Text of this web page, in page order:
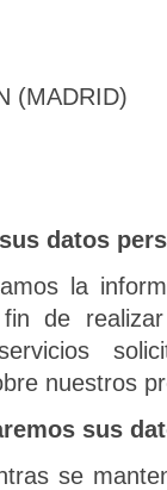
(MADRID)
datos
la
de
nuestros
sus
se